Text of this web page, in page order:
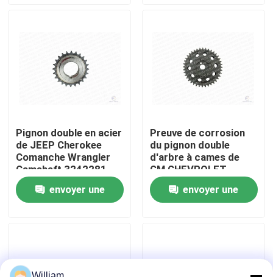
Visite de l'usine
Nous contacter
Nouvelles
Kit à chaînes de synchronisation
Pignon double en acier
de JEEP Cherokee
Comanche Wrangler
Camshaft 3242281
envoyer une
Preuve de corrosion
du pignon double
d'arbre à cames de
GM CHEVROLET
BUICK Cadillac
10083170envoyer une